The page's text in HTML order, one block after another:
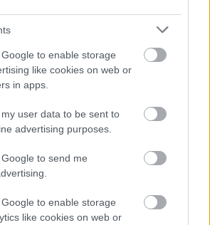
to enable storage
like cookies on web or
in apps.
user data to be sent to
advertising purposes.
to send me
to enable storage
like cookies on web or
την αίτηση
την κάνει το
σωστά χωρίς να
σαςκάνει την αίτηση
για να
προσληφθείτε